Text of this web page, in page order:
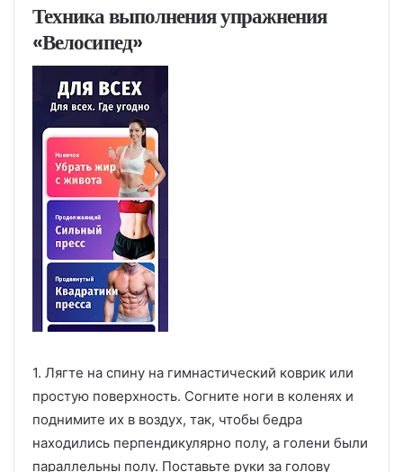
Техника выполнения упражнения
«Велосипед»
1. Лягте на спину на гимнастический коврик или
простую поверхность. Согните ноги в коленях и
поднимите их в воздух, так, чтобы бедра
находились перпендикулярно полу, а голени были
параллельны полу. Поставьте руки за голову